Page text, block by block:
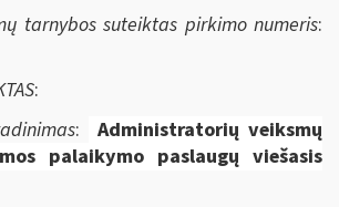
tarnybos suteiktas pirkimo numeris:
:
:
Administratorių veiksmų
palaikymo paslaugų viešasis